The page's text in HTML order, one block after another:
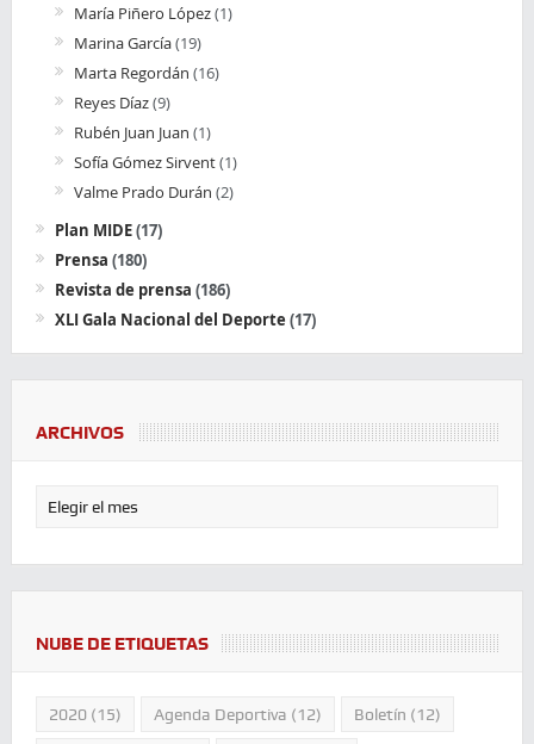
María Piñero López(1)
Marina García(19)
Marta Regordán (16)
Reyes Díaz(9)
Rubén Juan Juan (1)
Sofía Gómez Sirvent(1)
Valme Prado Durán (2)
Plan MIDE(17)
Prensa (180)
Revista de prensa (186)
XLI Gala Nacional del Deporte (17)
ARCHIVOS
NUBE DE ETIQUETAS
2020(15) Agenda Deportiva (12) Boletín (12)